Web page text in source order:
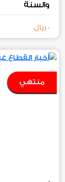
والسنة
0 ريال
منتهي